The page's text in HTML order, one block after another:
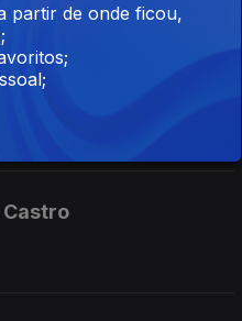
Castro
partir de onde ficou,